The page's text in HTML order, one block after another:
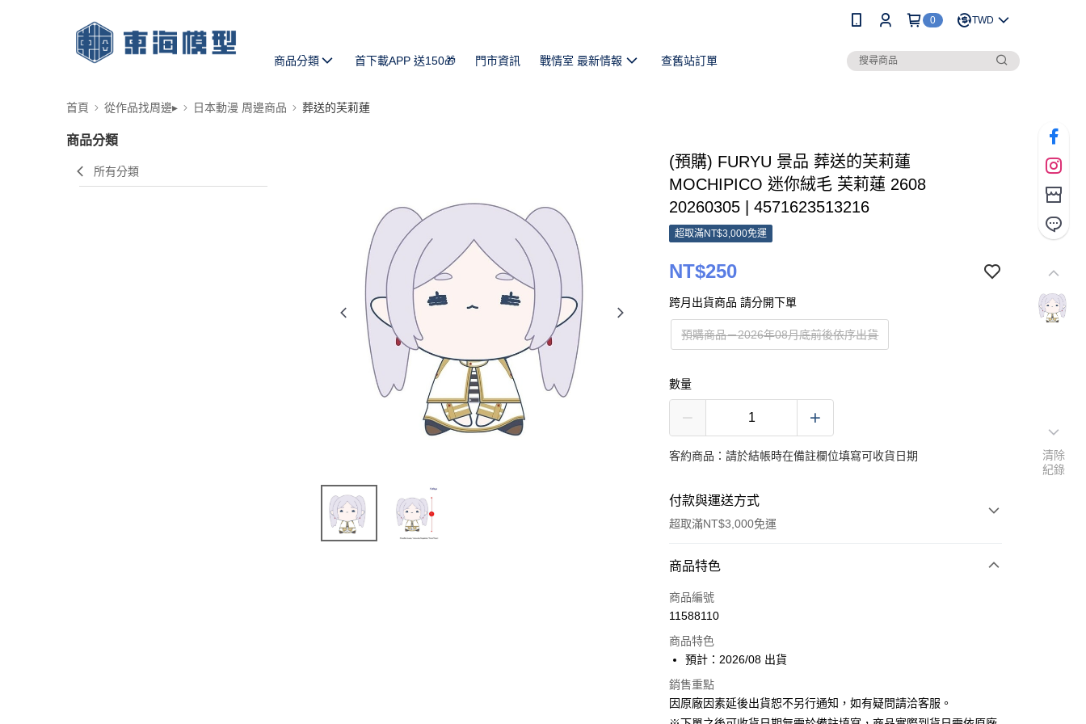
0 TWD
商品分類 首下載APP 送150🎁 門市資訊 戰情室 最新情報 查舊站訂單
首頁 從作品找周邊▸ 日本動漫 周邊商品 葬送的芙莉蓮
商品分類
所有分類
(預購) FURYU 景品 葬送的芙莉蓮
MOCHIPICO 迷你絨毛 芙莉蓮 2608
20260305 | 4571623513216
超取滿NT$3,000免運
NT$250
跨月出貨商品 請分開下單
預購商品－2026年08月底前後依序出貨
數量
客約商品：請於結帳時在備註欄位填寫可收貨日期
付款與運送方式
超取滿NT$3,000免運
付款方式
信用卡一次付款
Apple Pay
ATM付款
商品特色
商品編號
11588110
商品特色
預計：2026/08 出貨
銷售重點
因原廠因素延後出貨恕不另行通知，如有疑問請洽客服。
清除
紀錄